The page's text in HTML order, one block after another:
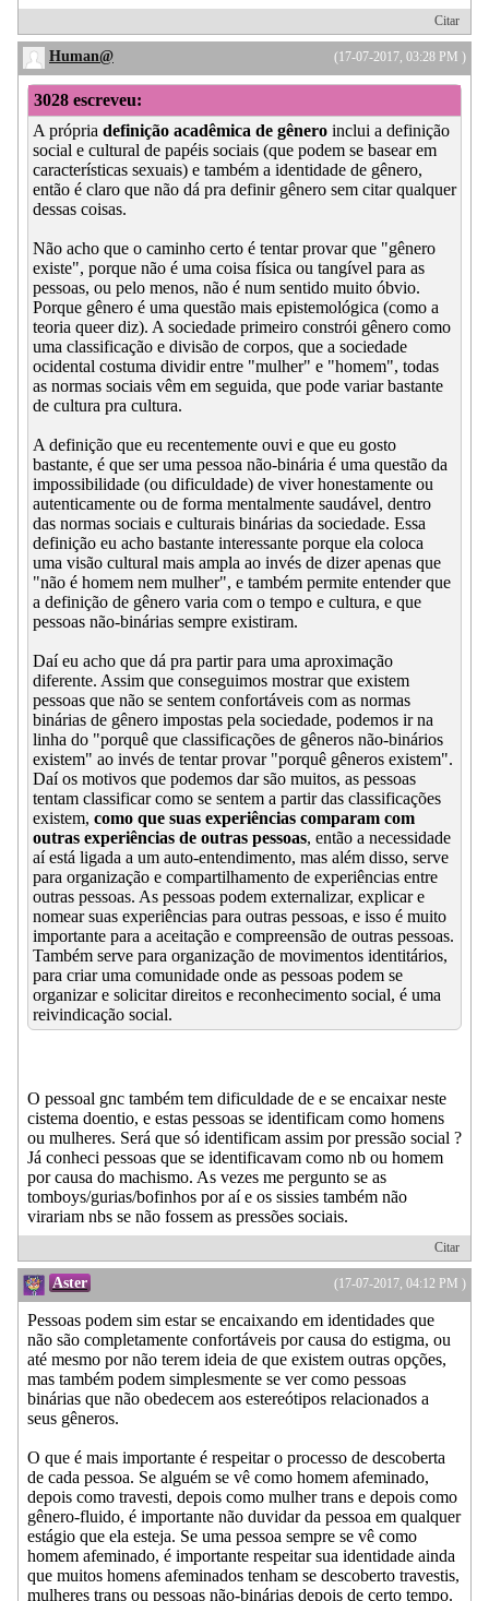
Citar
(17-07-2017, 03:28 PM )
Human@
3028 escreveu:
A própria definição acadêmica de gênero inclui a definição
social e cultural de papéis sociais (que podem se basear em
características sexuais) e também a identidade de gênero,
então é claro que não dá pra definir gênero sem citar qualquer
dessas coisas.
Não acho que o caminho certo é tentar provar que "gênero
existe", porque não é uma coisa física ou tangível para as
pessoas, ou pelo menos, não é num sentido muito óbvio.
Porque gênero é uma questão mais epistemológica (como a
teoria queer diz). A sociedade primeiro constrói gênero como
uma classificação e divisão de corpos, que a sociedade
ocidental costuma dividir entre "mulher" e "homem", todas
as normas sociais vêm em seguida, que pode variar bastante
de cultura pra cultura.
A definição que eu recentemente ouvi e que eu gosto
bastante, é que ser uma pessoa não-binária é uma questão da
impossibilidade (ou dificuldade) de viver honestamente ou
autenticamente ou de forma mentalmente saudável, dentro
das normas sociais e culturais binárias da sociedade. Essa
definição eu acho bastante interessante porque ela coloca
uma visão cultural mais ampla ao invés de dizer apenas que
"não é homem nem mulher", e também permite entender que
a definição de gênero varia com o tempo e cultura, e que
pessoas não-binárias sempre existiram.
Daí eu acho que dá pra partir para uma aproximação
diferente. Assim que conseguimos mostrar que existem
pessoas que não se sentem confortáveis com as normas
binárias de gênero impostas pela sociedade, podemos ir na
linha do "porquê que classificações de gêneros não-binários
existem" ao invés de tentar provar "porquê gêneros existem".
Daí os motivos que podemos dar são muitos, as pessoas
tentam classificar como se sentem a partir das classificações
existem, como que suas experiências comparam com
outras experiências de outras pessoas, então a necessidade
aí está ligada a um auto-entendimento, mas além disso, serve
para organização e compartilhamento de experiências entre
outras pessoas. As pessoas podem externalizar, explicar e
nomear suas experiências para outras pessoas, e isso é muito
importante para a aceitação e compreensão de outras pessoas.
Também serve para organização de movimentos identitários,
para criar uma comunidade onde as pessoas podem se
organizar e solicitar direitos e reconhecimento social, é uma
reivindicação social.
O pessoal gnc também tem dificuldade de e se encaixar neste
cistema doentio, e estas pessoas se identificam como homens
ou mulheres. Será que só identificam assim por pressão social ?
Já conheci pessoas que se identificavam como nb ou homem
por causa do machismo. As vezes me pergunto se as
tomboys/gurias/bofinhos por aí e os sissies também não
virariam nbs se não fossem as pressões sociais.
Citar
(17-07-2017, 04:12 PM )
Aster
Pessoas podem sim estar se encaixando em identidades que
não são completamente confortáveis por causa do estigma, ou
até mesmo por não terem ideia de que existem outras opções,
mas também podem simplesmente se ver como pessoas
binárias que não obedecem aos estereótipos relacionados a
seus gêneros.
O que é mais importante é respeitar o processo de descoberta
de cada pessoa. Se alguém se vê como homem afeminado,
depois como travesti, depois como mulher trans e depois como
gênero-fluido, é importante não duvidar da pessoa em qualquer
estágio que ela esteja. Se uma pessoa sempre se vê como
homem afeminado, é importante respeitar sua identidade ainda
que muitos homens afeminados tenham se descoberto travestis,
mulheres trans ou pessoas não-binárias depois de certo tempo.